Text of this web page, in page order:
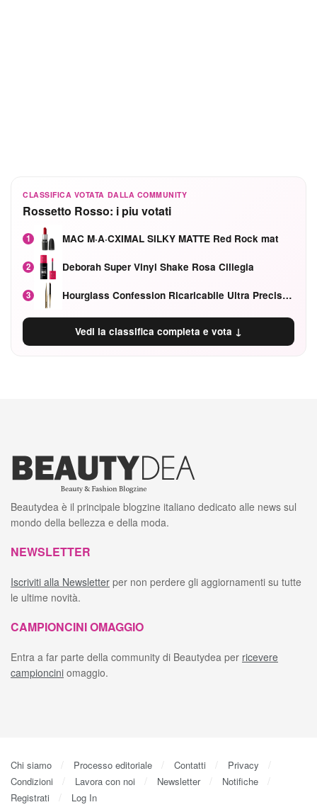
CLASSIFICA VOTATA DALLA COMMUNITY
Rossetto Rosso: i piu votati
1 MAC M·A·CXIMAL SILKY MATTE Red Rock mat
2 Deborah Super Vinyl Shake Rosa Ciliegia
3 Hourglass Confession Ricaricabile Ultra Preciso Ad Alta Intensità Secretly Classic Red
Vedi la classifica completa e vota ↓
Beautydea è il principale blogzine italiano dedicato alle news sul
mondo della bellezza e della moda.
NEWSLETTER
Iscriviti alla Newsletter per non perdere gli aggiornamenti su tutte
le ultime novità.
CAMPIONCINI OMAGGIO
Entra a far parte della community di Beautydea per ricevere
campioncini omaggio.
Chi siamo Processo editoriale Contatti
Privacy
Condizioni
Lavora con noi Newsletter
Notifiche
Registrati
Log In